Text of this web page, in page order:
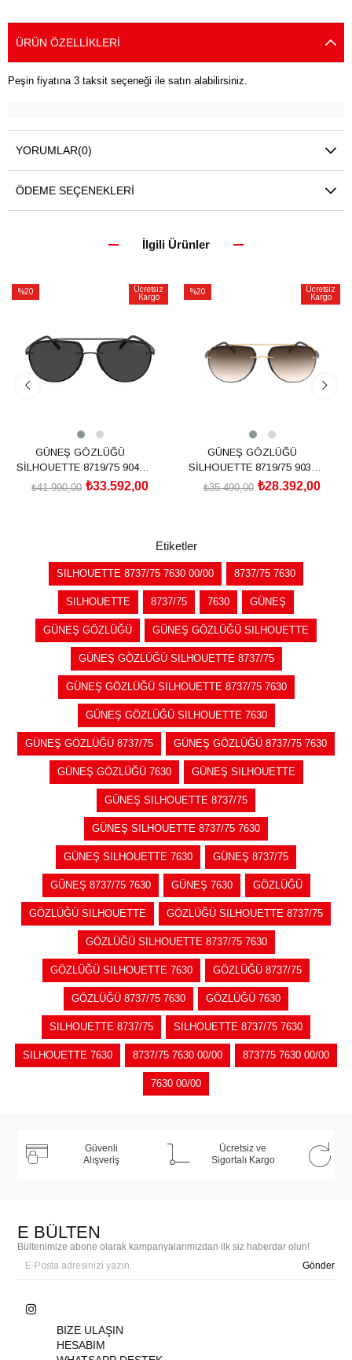
ÜRÜN ÖZELLIKLERI
Peşin fiyatına 3 taksit seçeneği ile satın alabilirsiniz.
YORUMLAR(0)
ÖDEME SEÇENEKLERI
İlgili Ürünler
%20
Ücretsiz
Kargo
GÜNEŞ GÖZLÜĞÜ
SİLHOUETTE 8719/75 9040
00/00₺33.592,00
₺41.990,00
%20
Ücretsiz
Kargo
GÜNEŞ GÖZLÜĞÜ
SİLHOUETTE 8719/75 9030
00/00₺28.392,00
₺35.490,00
Etiketler
SILHOUETTE 8737/75 7630 00/00 8737/75 7630
SILHOUETTE 8737/75 7630 GÜNEŞ
GÜNEŞ GÖZLÜĞÜ GÜNEŞ GÖZLÜĞÜ SILHOUETTE
GÜNEŞ GÖZLÜĞÜ SILHOUETTE 8737/75
GÜNEŞ GÖZLÜĞÜ SILHOUETTE 8737/75 7630
GÜNEŞ GÖZLÜĞÜ SILHOUETTE 7630
GÜNEŞ GÖZLÜĞÜ 8737/75 GÜNEŞ GÖZLÜĞÜ 8737/75 7630
GÜNEŞ GÖZLÜĞÜ 7630 GÜNEŞ SILHOUETTE
GÜNEŞ SILHOUETTE 8737/75
GÜNEŞ SILHOUETTE 8737/75 7630
GÜNEŞ SILHOUETTE 7630 GÜNEŞ 8737/75
GÜNEŞ 8737/75 7630 GÜNEŞ 7630 GÖZLÜĞÜ
GÖZLÜĞÜ SILHOUETTE GÖZLÜĞÜ SILHOUETTE 8737/75
GÖZLÜĞÜ SILHOUETTE 8737/75 7630
GÖZLÜĞÜ SILHOUETTE 7630 GÖZLÜĞÜ 8737/75
GÖZLÜĞÜ 8737/75 7630 GÖZLÜĞÜ 7630
SILHOUETTE 8737/75 SILHOUETTE 8737/75 7630
SILHOUETTE 7630 8737/75 7630 00/00 873775 7630 00/00
7630 00/00
Güvenli
Alışveriş
Ücretsiz ve
Sigortalı Kargo
E BÜLTEN
Bültenimize abone olarak kampanyalarımızdan ilk siz haberdar olun!
Gönder
BIZE ULAŞIN
HESABIM